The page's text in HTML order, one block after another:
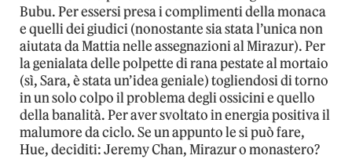
Bubu. Per essersi presa i complimenti della monaca
e quelli dei giudici (nonostante sia stata l’unica non
aiutata da Mattia nelle assegnazioni al Mirazur). Per
la genialata delle polpette di rana pestate al mortaio
(sì, Sara, è stata un’idea geniale) togliendosi di torno
in un solo colpo il problema degli ossicini e quello
della banalità. Per aver svoltato in energia positiva il
malumore da ciclo. Se un appunto le si può fare,
Hue, deciditi: Jeremy Chan, Mirazur o monastero?